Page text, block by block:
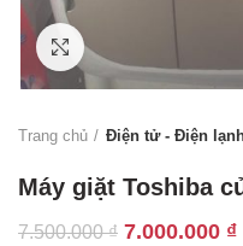
Click to enlarge
Trang chủ Điện tử - Điện
Máy giặt Toshiba
7.500.000₫ Giá
7.000.000 ₫